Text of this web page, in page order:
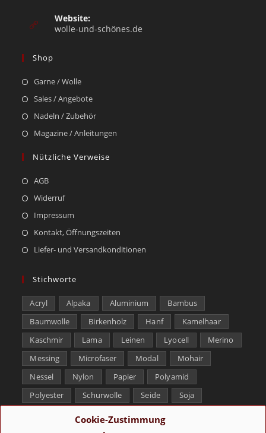
Cookie-Zustimmung
Website:
wolle-und-schönes.de
Shop
Garne / Wolle
Sales / Angebote
Nadeln / Zubehör
Magazine / Anleitungen
Nützliche Verweise
AGB
Widerruf
Impressum
Kontakt, Öffnungszeiten
Liefer- und Versandkonditionen
Stichworte
Acryl Alpaka Aluminium
Bambus
Baumwolle
Birkenholz Hanf
Kamelhaar
Kaschmir
Lama Leinen Lyocell
Merino
Messing
Microfaser Modal
Mohair
Nessel
Nylon Papier
Polyamid
Polyester
Schurwolle Seide
Soja
Tencel